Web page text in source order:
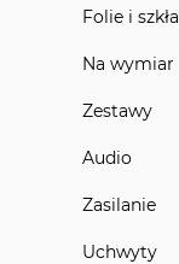
Folie i szkła
Na wymiar
Zestawy
Audio
Zasilanie
Uchwyty